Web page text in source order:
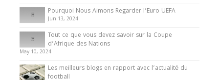
Pourquoi Nous Aimons Regarder l’Euro UEFA
Jun 13, 2024
Tout ce que vous devez savoir sur la Coupe
d’Afrique des Nations
May 10, 2024
Les meilleurs blogs en rapport avec l’actualité du
football